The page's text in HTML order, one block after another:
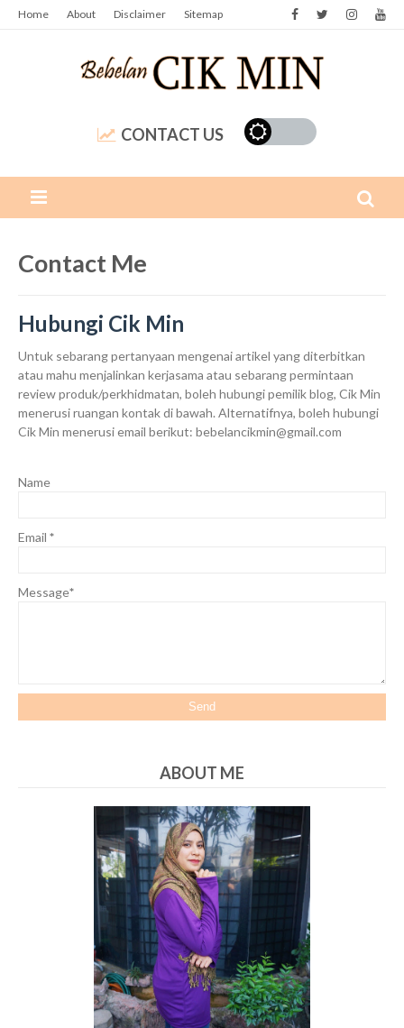
Home About Disclaimer Sitemap
CONTACT US
Contact Me
Hubungi Cik Min
Untuk sebarang pertanyaan mengenai artikel yang diterbitkan
atau mahu menjalinkan kerjasama atau sebarang permintaan
review produk/perkhidmatan, boleh hubungi pemilik blog, Cik Min
menerusi ruangan kontak di bawah. Alternatifnya, boleh hubungi
Cik Min menerusi email berikut: bebelancikmin@gmail.com
Name
Email *
Message*
ABOUT ME